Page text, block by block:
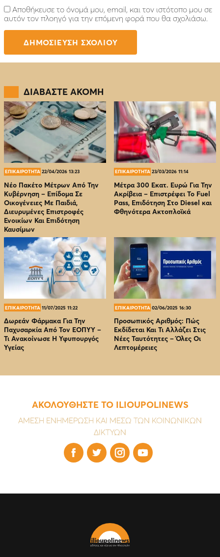
Αποθήκευσε το όνομά μου, email, και τον ιστότοπο μου σε
αυτόν τον πλοηγό για την επόμενη φορά που θα σχολιάσω.
ΔΙΑΒΑΣΤΕ ΑΚΟΜΗ
ΕΠΙΚΑΙΡΟΤΗΤΑ 22/04/2026 13:23
Νέο Πακέτο Μέτρων Από Την
Κυβέρνηση – Επίδομα Σε
Οικογένειες Με Παιδιά,
Διευρυμένες Επιστροφές
Ενοικίων Και Επιδότηση
Καυσίμων
ΕΠΙΚΑΙΡΟΤΗΤΑ 23/03/2026 11:14
Μέτρα 300 Εκατ. Ευρώ Για Την
Ακρίβεια – Επιστρέφει Το Fuel
Pass, Επιδότηση Στο Diesel και
Φθηνότερα Ακτοπλοϊκά
ΕΠΙΚΑΙΡΟΤΗΤΑ 11/07/2025 11:22
Δωρεάν Φάρμακα Για Την
Παχυσαρκία Από Τον EOΠΥΥ –
Τι Ανακοίνωσε Η Υφυπουργός
Υγείας
ΕΠΙΚΑΙΡΟΤΗΤΑ 02/06/2025 16:30
Προσωπικός Αριθμός: Πώς
Εκδίδεται Και Τι Αλλάζει Στις
Νέες Ταυτότητες – Όλες Οι
Λεπτομέρειες
ΑΚΟΛΟΥΘΗΣΤΕ ΤΟ ILIOUPOLINEWS
ΑΜΕΣΗ ΕΝΗΜΕΡΩΣΗ ΚΑΙ ΜΕΣΩ ΤΩΝ ΚΟΙΝΩΝΙΚΩΝ
ΔΙΚΤΥΩΝ
   